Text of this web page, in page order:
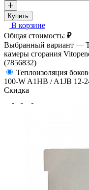
Купить
В корзине
Общая стоимость: ₽
Выбранный вариант —
камеры сгорания
(7856832)
Теплоизоляция
100-W A1HB / A1JB 12-
Скидка